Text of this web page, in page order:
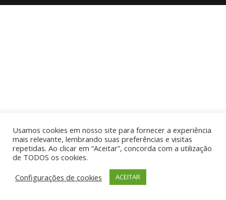
Usamos cookies em nosso site para fornecer a experiência
mais relevante, lembrando suas preferências e visitas
repetidas. Ao clicar em “Aceitar”, concorda com a utilização
de TODOS os cookies.
Configurações de cookies
ACEITAR